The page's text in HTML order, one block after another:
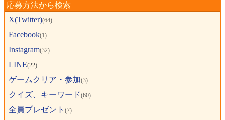
応募方法から検索
X(Twitter)(64)
Facebook(1)
Instagram(32)
LINE(22)
ゲームクリア・参加(3)
クイズ、キーワード(60)
全員プレゼント (7)